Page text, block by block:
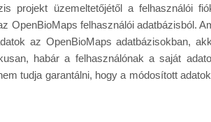
projekt üzemeltetőjétől a felhasználói
OpenBioMaps felhasználói adatbázisból.
az OpenBioMaps adatbázisokban,
habár a felhasználónak a saját
tudja garantálni, hogy a módosított